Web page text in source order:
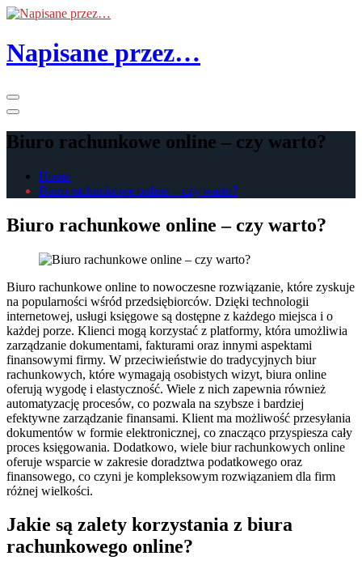
Skip
the
content
Napisane przez…
Biuro rachunkowe online – czy warto?
Home
Biuro rachunkowe online – czy warto?
Biuro rachunkowe online – czy warto?
Biuro rachunkowe online to nowoczesne rozwiązanie, które zyskuje
na popularności wśród przedsiębiorców. Dzięki technologii
internetowej, usługi księgowe są dostępne z każdego miejsca i o
każdej porze. Klienci mogą korzystać z platformy, która umożliwia
zarządzanie dokumentami, fakturami oraz innymi aspektami
finansowymi firmy. W przeciwieństwie do tradycyjnych biur
rachunkowych, które wymagają osobistych wizyt, biura online
oferują wygodę i elastyczność. Wiele z nich zapewnia również
automatyzację procesów, co pozwala na szybsze i bardziej
efektywne zarządzanie finansami. Klient ma możliwość przesyłania
dokumentów w formie elektronicznej, co znacząco przyspiesza cały
proces księgowania. Dodatkowo, wiele biur rachunkowych online
oferuje wsparcie w zakresie doradztwa podatkowego oraz
finansowego, co czyni je kompleksowym rozwiązaniem dla firm
różnej wielkości.
Jakie są zalety korzystania z biura
rachunkowego online?